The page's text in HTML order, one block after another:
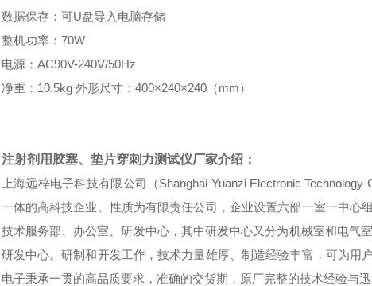
数据保存：可U盘导入电脑存储
整机功率： 70W
电源： AC90V-240V/50Hz
净重： 10.5kg 外形尺寸： 400×240×240（mm）
注射剂用胶塞、垫片穿刺力测试仪厂家介绍：
上海远梓电子科技有限公司（Shanghai Yuanzi Electronic
一体的高科技企业。性质为有限责任公司，企业设置六部一室一中心
技术服务部、办公室、研发中心，其中研发中心又分为机械室和电气
研发中心。研制和开发工作，技术力量雄厚、制造经验丰富，可为用
电子秉承一贯的高品质要求，准确的交货期，原厂完整的技术经验与